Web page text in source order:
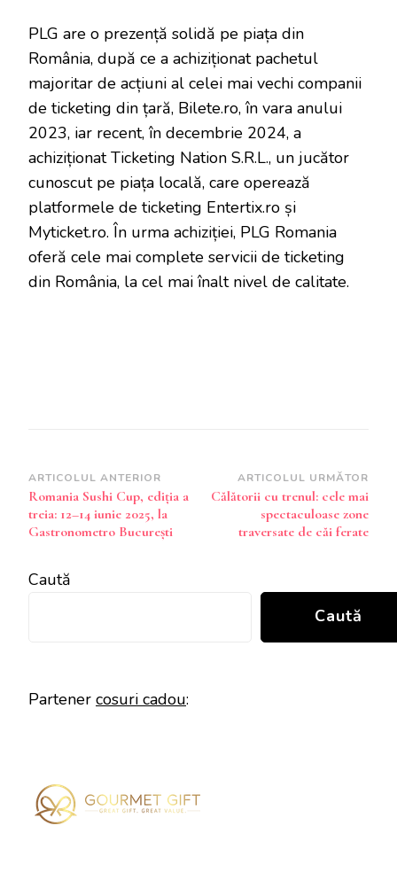
PLG are o prezență solidă pe piața din
România, după ce a achiziționat pachetul
majoritar de acțiuni al celei mai vechi companii
de ticketing din țară, Bilete.ro, în vara anului
2023, iar recent, în decembrie 2024, a
achiziționat Ticketing Nation S.R.L., un jucător
cunoscut pe piața locală, care operează
platformele de ticketing Entertix.ro și
Myticket.ro. În urma achiziției, PLG Romania
oferă cele mai complete servicii de ticketing
din România, la cel mai înalt nivel de calitate.
Navigare
în
articole
ARTICOLUL ANTERIOR
Romania Sushi Cup, ediția a
treia: 12–14 iunie 2025, la
Gastronometro București
ARTICOLUL URMĂTOR
Călătorii cu trenul: cele mai
spectaculoase zone
traversate de căi ferate
Caută
Caută
Partener cosuri cadou: